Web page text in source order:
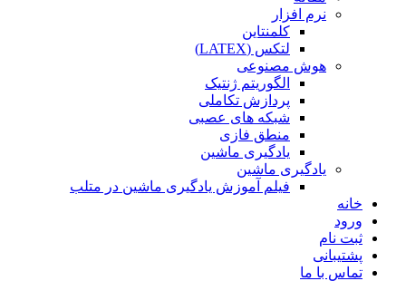
نرم افزار
کلمنتاین
لتکس (LATEX)
هوش مصنوعی
الگوریتم ژنتیک
پردازش تکاملی
شبکه های عصبی
منطق فازی
یادگیری ماشین
یادگیری ماشین
فیلم آموزش یادگیری ماشین در متلب
خانه
ورود
ثبت نام
پشتیبانی
تماس با ما